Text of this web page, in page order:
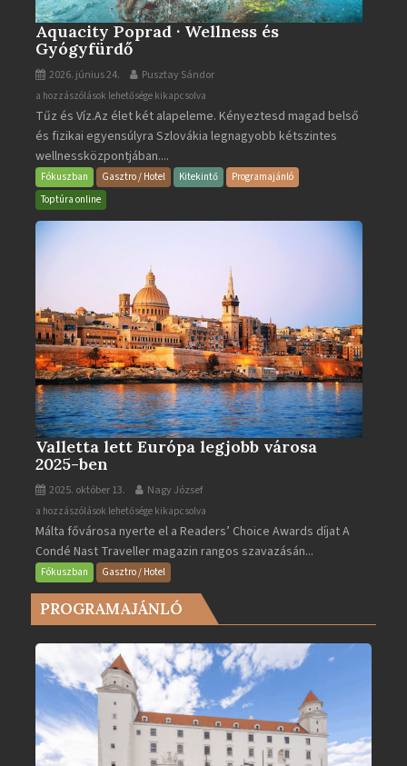
Aquacity Poprad · Wellness és
Gyógyfürdő
2026. június 24. Pusztay Sándor
Aquacity
Poprad
·
Wellness
és
Gyógyfürdő
a hozzászólások lehetősége kikapcsolva
Tűz és Víz.Az élet két alapeleme. Kényeztesd magad belső
és fizikai egyensúlyra Szlovákia legnagyobb kétszintes
wellnessközpontjában....
Fókuszban Gasztro / Hotel Kitekintő
Programajánló
Toptúra online
Valletta lett Európa legjobb városa
2025-ben
2025. október 13. Nagy József
Valletta
lett
Európa
legjobb
városa
2025-
bejegyzéshez
a hozzászólások lehetősége kikapcsolva
Málta fővárosa nyerte el a Readers’ Choice Awards díjat A
Condé Nast Traveller magazin rangos szavazásán...
Fókuszban Gasztro / Hotel
PROGRAMAJÁNLÓ